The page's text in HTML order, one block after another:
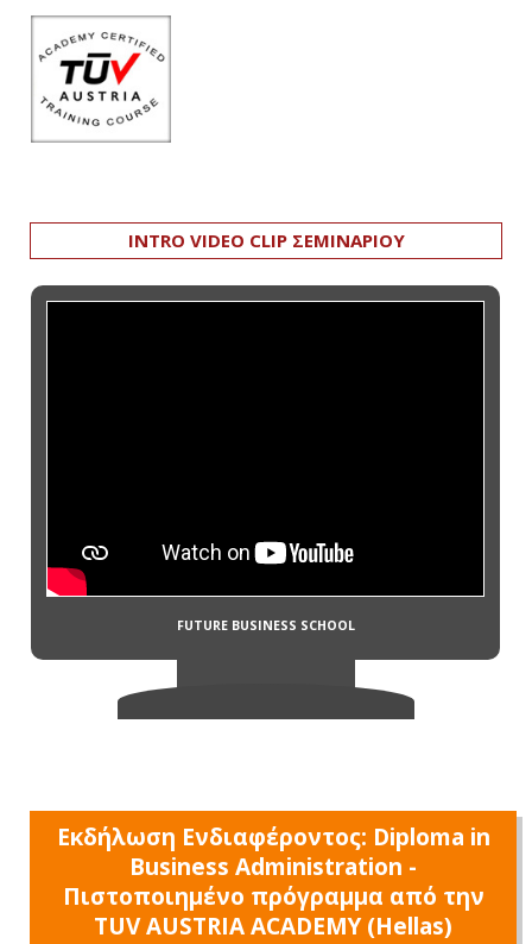
INTRO VIDEO CLIP ΣΕΜΙΝΑΡΙΟΥ
Εκδήλωση Ενδιαφέροντος: Diploma in
Business Administration -
Πιστοποιημένο πρόγραμμα από την
TUV AUSTRIA ACADEMY (Hellas)